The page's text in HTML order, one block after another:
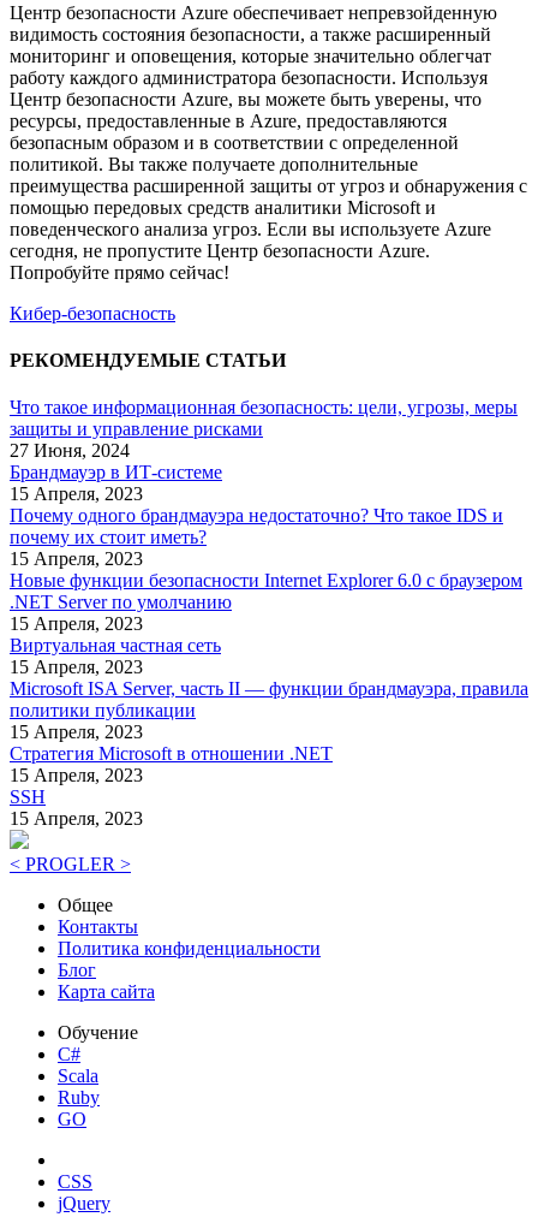
Центр безопасности Azure обеспечивает непревзойденную
видимость состояния безопасности, а также расширенный
мониторинг и оповещения, которые значительно облегчат
работу каждого администратора безопасности. Используя
Центр безопасности Azure, вы можете быть уверены, что
ресурсы, предоставленные в Azure, предоставляются
безопасным образом и в соответствии с определенной
политикой. Вы также получаете дополнительные
преимущества расширенной защиты от угроз и обнаружения с
помощью передовых средств аналитики Microsoft и
поведенческого анализа угроз. Если вы используете Azure
сегодня, не пропустите Центр безопасности Azure.
Попробуйте прямо сейчас!
Кибер-безопасность
РЕКОМЕНДУЕМЫЕ СТАТЬИ
Что такое информационная безопасность: цели, угрозы, меры
защиты и управление рисками
27 Июня, 2024
Брандмауэр в ИТ-системе
15 Апреля, 2023
Почему одного брандмауэра недостаточно? Что такое IDS и
почему их стоит иметь?
15 Апреля, 2023
Новые функции безопасности Internet Explorer 6.0 с браузером
.NET Server по умолчанию
15 Апреля, 2023
Виртуальная частная сеть
15 Апреля, 2023
Microsoft ISA Server, часть II — функции брандмауэра, правила
политики публикации
15 Апреля, 2023
Стратегия Microsoft в отношении .NET
15 Апреля, 2023
SSH
15 Апреля, 2023
< PROGLER >
Общее
Контакты
Политика конфиденциальности
Блог
Карта сайта
Обучение
C#
Scala
Ruby
GO
CSS
jQuery